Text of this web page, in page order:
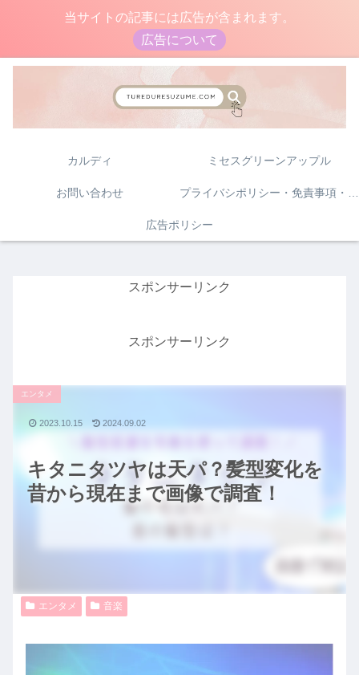
当サイトの記事には広告が含まれます。
広告について
カルディ ミセスグリーンアップル
お問い合わせ
広告ポリシー
スポンサーリンク
スポンサーリンク
キタニタツヤは天パ？髪型変化を
昔から現在まで画像で調査！
エンタメ
2023.10.15 2024.09.02
エンタメ 音楽